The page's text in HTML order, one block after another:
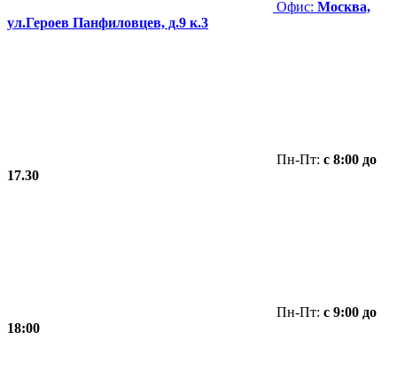
Офис: Москва,
ул.Героев Панфиловцев, д.9 к.3
Пн-Пт: с 8:00 до
17.30
Пн-Пт: с 9:00 до
18:00